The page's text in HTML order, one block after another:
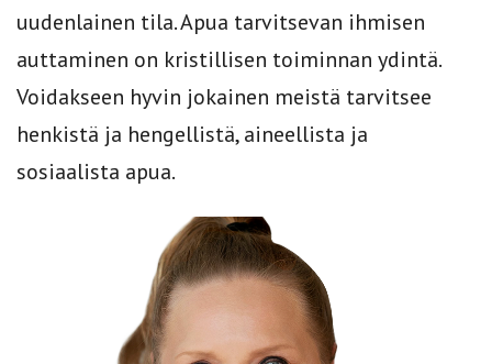
uudenlainen tila. Apua tarvitsevan ihmisen
auttaminen on kristillisen toiminnan ydintä.
Voidakseen hyvin jokainen meistä tarvitsee
henkistä ja hengellistä, aineellista ja
sosiaalista apua.